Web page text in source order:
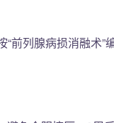
“前列腺病损消融